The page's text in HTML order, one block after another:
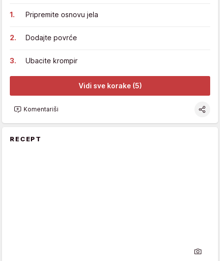
Pripremite osnovu jela
Dodajte povrće
Ubacite krompir
Vidi sve korake (5)
Komentariši
RECEPT